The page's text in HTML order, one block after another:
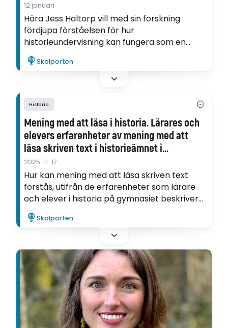
12 januari
Hära Jess Haltorp vill med sin forskning
fördjupa förståelsen för hur
historieundervisning kan fungera som en
arena för att skapa mening om genus,
historia och sexualitet, samtycke och
Skolporten
Historia
Mening med att läsa i historia. Lärares och
elevers erfarenheter av mening med att
läsa skriven text i historieämnet i
gymnasiet utifrån läs-ämnesförståelser
2025-11-17
Hur kan mening med att läsa skriven text
förstås, utifrån de erfarenheter som lärare
och elever i historia på gymnasiet beskriver?
Det är en av frågorna som Karen Stormats
utforskar i sin avhandling.
Skolporten